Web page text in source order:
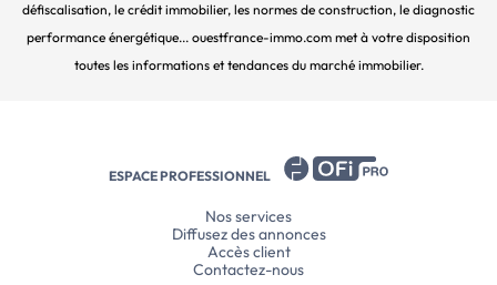
défiscalisation, le crédit immobilier, les normes de construction, le diagnostic
performance énergétique... ouestfrance-immo.com met à votre disposition
toutes les informations et tendances du marché immobilier.
ESPACE PROFESSIONNEL
Nos services
Diffusez des annonces
Accès client
Contactez-nous